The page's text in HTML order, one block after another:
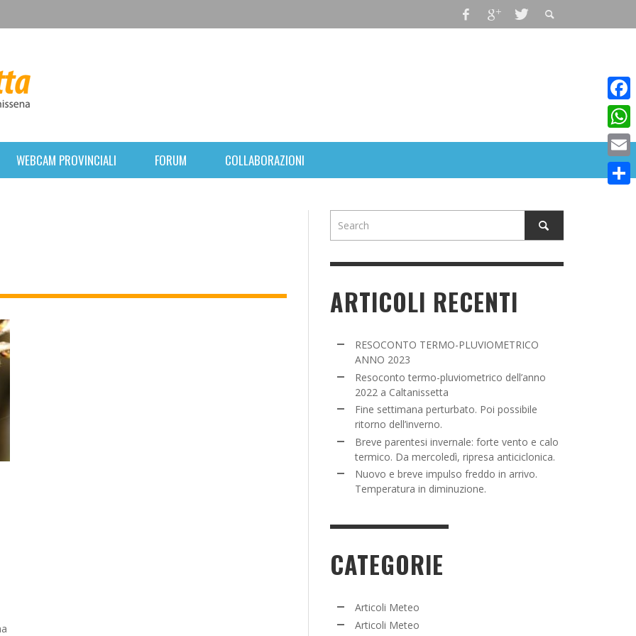
FINE SETTIMANA PERTURBATO. POI POSSIBILE
RITORNO DELL’INVERNO.
ADMIN 16 MARZO 2022
WEBCAM PROVINCIALI FORUM COLLABORAZIONI
ARTICOLI RECENTI
RESOCONTO TERMO-PLUVIOMETRICO
ANNO 2023
Resoconto termo-pluviometrico dell’anno
2022 a Caltanissetta
Fine settimana perturbato. Poi possibile
ritorno dell’inverno.
Breve parentesi invernale: forte vento e calo
termico. Da mercoledì, ripresa anticiclonica.
Nuovo e breve impulso freddo in arrivo.
Temperatura in diminuzione.
CATEGORIE
Articoli Meteo
Articoli Meteo
Email